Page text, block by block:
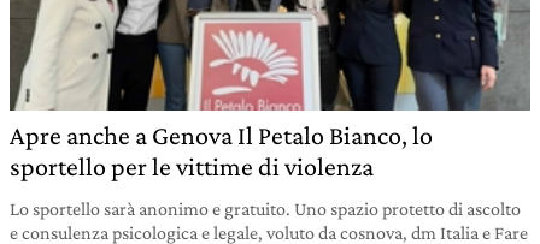
Apre anche a Genova Il Petalo Bianco, lo
sportello per le vittime di violenza
Lo sportello sarà anonimo e gratuito. Uno spazio protetto di ascolto
e consulenza psicologica e legale, voluto da cosnova, dm Italia e Fare